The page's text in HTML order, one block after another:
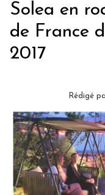
Solea en
de France
2017
Rédigé